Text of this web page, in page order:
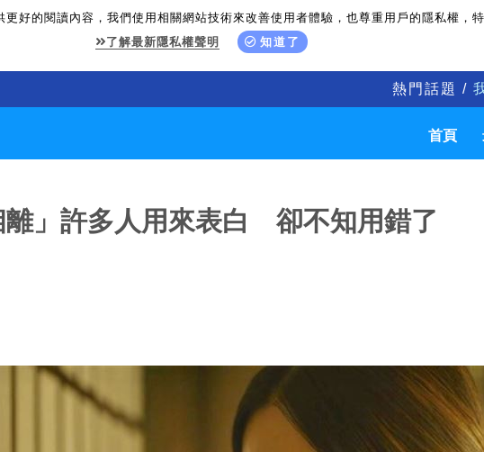
更好的閱讀內容，我們使用相關網站技術來改善使用者體驗，也尊重用戶的隱私權，特
了解最新隱私權聲明
知道了
熱門話題 /
首頁
離」許多人用來表白 卻不知用錯了